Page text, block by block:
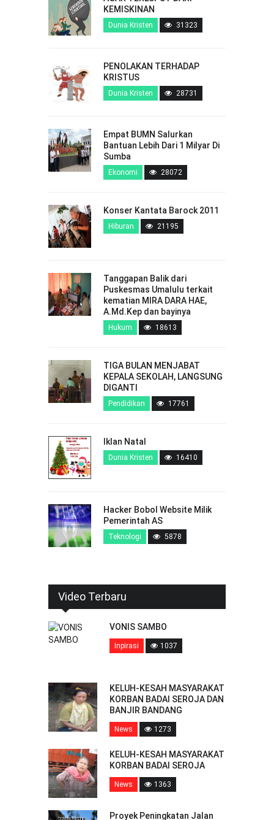
KEMISKINAN
Dunia Kristen 31323
PENOLAKAN TERHADAP
KRISTUS
Dunia Kristen 28731
Empat BUMN Salurkan
Bantuan Lebih Dari 1 Milyar Di
Sumba
Ekonomi 28072
Konser Kantata Barock 2011
Hiburan 21195
Tanggapan Balik dari
Puskesmas Umalulu terkait
kematian MIRA DARA HAE,
A.Md.Kep dan bayinya
Hukum 18613
TIGA BULAN MENJABAT
KEPALA SEKOLAH, LANGSUNG
DIGANTI
Pendidikan 17761
Iklan Natal
Dunia Kristen 16410
Hacker Bobol Website Milik
Pemerintah AS
Teknologi 5878
Video Terbaru
VONIS SAMBO
Inpirasi 1037
KELUH-KESAH MASYARAKAT
KORBAN BADAI SEROJA DAN
BANJIR BANDANG
News 1273
KELUH-KESAH MASYARAKAT
KORBAN BADAI SEROJA
News 1363
Proyek Peningkatan Jalan